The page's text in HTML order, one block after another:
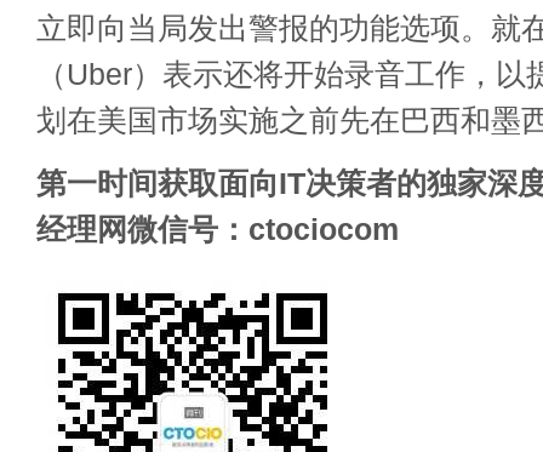
立即向当局发出警报的功能选项。就
（Uber）表示还将开始录音工作，以
划在美国市场实施之前先在巴西和墨
第一时间获取面向IT决策者的独家深
经理网微信号：ctociocom